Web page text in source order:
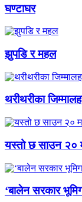
घण्टाघर
झुपडि र महल
थरीथरीका
यस्तो छ साउन २०
‘बालेन सरकार